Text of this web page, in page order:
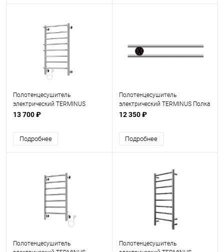
Полотенцесушитель
электрический TERMINUS
Евромикс П8 500х850 левый
13 700 ₽
Подробнее
Полотенцесушитель
электрический TERMINUS Полка
Электро П2 круг 500х90
12 350 ₽
Подробнее
Полотенцесушитель
Полотенцесушитель